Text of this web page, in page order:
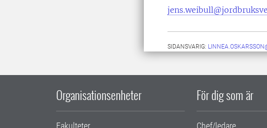
SIDANSVARIG:
Organisationsenheter
Fakulteter
För dig som är
Chef/ledare